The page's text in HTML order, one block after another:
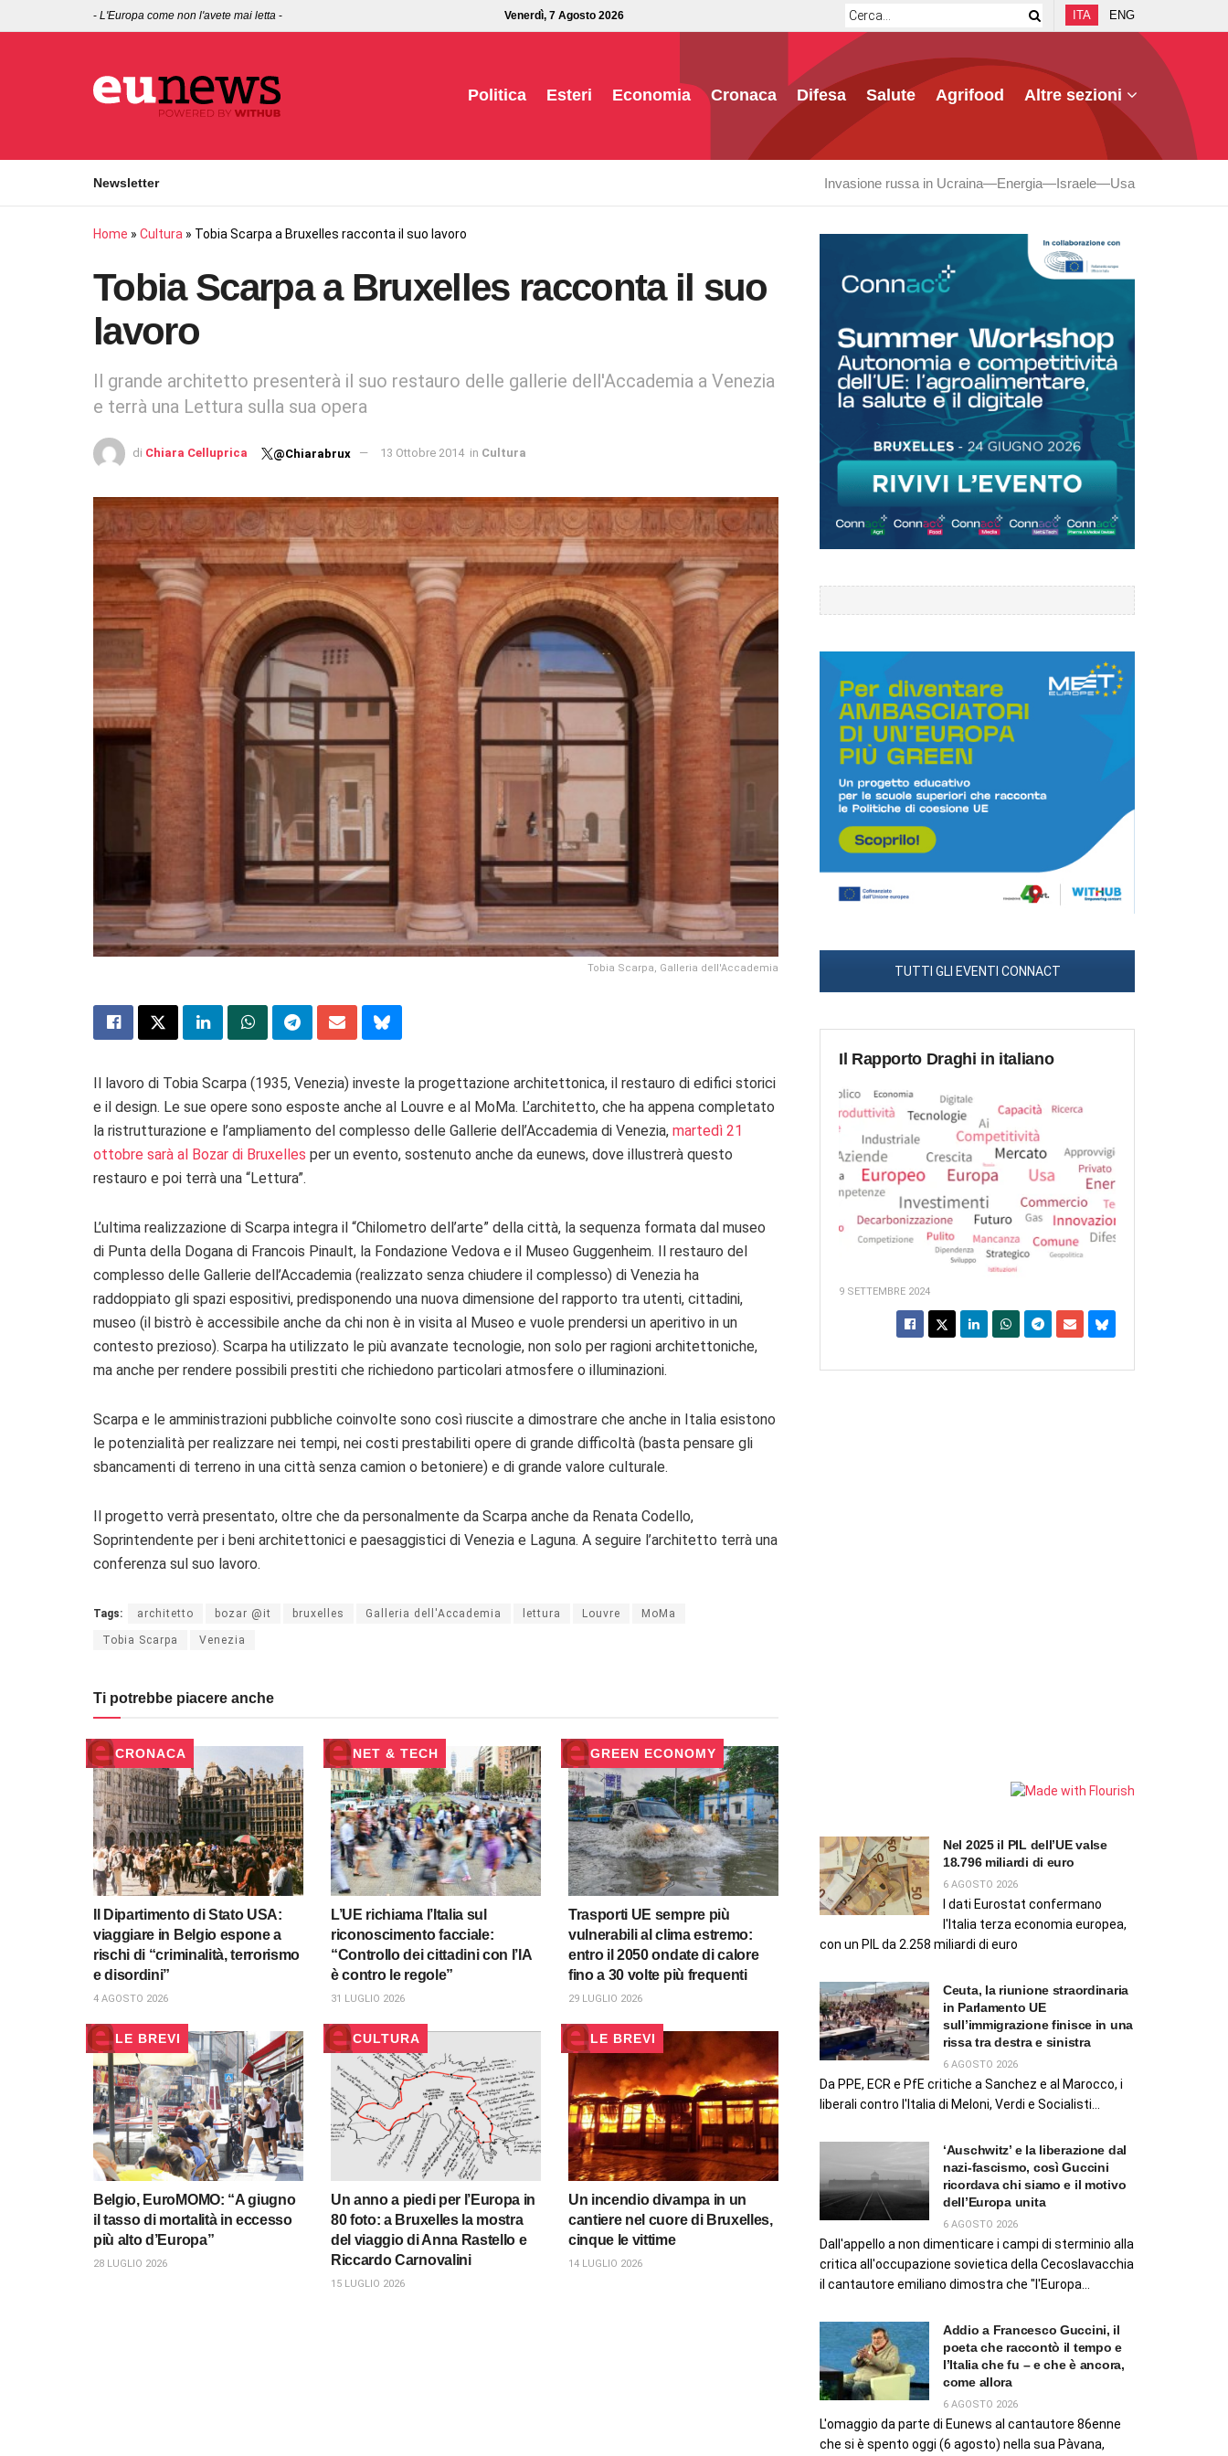
- L'Europa come non l'avete mai letta - Venerdì, 7 Agosto 2026 ITA ENG
Politica Esteri Economia Cronaca Difesa Salute Agrifood Altre sezioni
Newsletter Invasione russa in Ucraina Energia Israele Usa
Home » Cultura » Tobia Scarpa a Bruxelles racconta il suo lavoro
Tobia Scarpa a Bruxelles racconta il suo
lavoro
Il grande architetto presenterà il suo restauro delle gallerie dell'Accademia a Venezia
e terrà una Lettura sulla sua opera
di Chiara Celluprica @Chiarabrux 13 Ottobre 2014 in Cultura
Tobia Scarpa, Galleria dell'Accademia
Il lavoro di Tobia Scarpa (1935, Venezia) investe la progettazione architettonica, il restauro di edifici storici
e il design. Le sue opere sono esposte anche al Louvre e al MoMa. L’architetto, che ha appena completato
la ristrutturazione e l’ampliamento del complesso delle Gallerie dell’Accademia di Venezia, martedì 21
ottobre sarà al Bozar di Bruxelles per un evento, sostenuto anche da eunews, dove illustrerà questo
restauro e poi terrà una “Lettura”.
L’ultima realizzazione di Scarpa integra il “Chilometro dell’arte” della città, la sequenza formata dal museo
di Punta della Dogana di Francois Pinault, la Fondazione Vedova e il Museo Guggenheim. Il restauro del
complesso delle Gallerie dell’Accademia (realizzato senza chiudere il complesso) di Venezia ha
raddoppiato gli spazi espositivi, predisponendo una nuova dimensione del rapporto tra utenti, cittadini,
museo (il bistrò è accessibile anche da chi non è in visita al Museo e vuole prendersi un aperitivo in un
contesto prezioso). Scarpa ha utilizzato le più avanzate tecnologie, non solo per ragioni architettoniche,
ma anche per rendere possibili prestiti che richiedono particolari atmosfere o illuminazioni.
Scarpa e le amministrazioni pubbliche coinvolte sono così riuscite a dimostrare che anche in Italia esistono
le potenzialità per realizzare nei tempi, nei costi prestabiliti opere di grande difficoltà (basta pensare gli
sbancamenti di terreno in una città senza camion o betoniere) e di grande valore culturale.
Il progetto verrà presentato, oltre che da personalmente da Scarpa anche da Renata Codello,
Soprintendente per i beni architettonici e paesaggistici di Venezia e Laguna. A seguire l’architetto terrà una
conferenza sul suo lavoro.
Tags: architetto bozar @it bruxelles Galleria dell'Accademia lettura Louvre MoMa
Tobia Scarpa Venezia
Ti potrebbe piacere anche
CRONACA
Il Dipartimento di Stato USA:
viaggiare in Belgio espone a
rischi di “criminalità, terrorismo
e disordini”
4 AGOSTO 2026
NET & TECH
L’UE richiama l’Italia sul
riconoscimento facciale:
“Controllo dei cittadini con l’IA
è contro le regole”
31 LUGLIO 2026
GREEN ECONOMY
Trasporti UE sempre più
vulnerabili al clima estremo:
entro il 2050 ondate di calore
fino a 30 volte più frequenti
29 LUGLIO 2026
LE BREVI
Belgio, EuroMOMO: “A giugno
il tasso di mortalità in eccesso
più alto d’Europa”
28 LUGLIO 2026
CULTURA
Un anno a piedi per l’Europa in
80 foto: a Bruxelles la mostra
del viaggio di Anna Rastello e
Riccardo Carnovalini
15 LUGLIO 2026
LE BREVI
Un incendio divampa in un
cantiere nel cuore di Bruxelles,
cinque le vittime
14 LUGLIO 2026
TUTTI GLI EVENTI CONNACT
Il Rapporto Draghi in italiano
9 SETTEMBRE 2024
Nel 2025 il PIL dell’UE valse
18.796 miliardi di euro
6 AGOSTO 2026
I dati Eurostat confermano
l'Italia terza economia europea,
con un PIL da 2.258 miliardi di euro
Ceuta, la riunione straordinaria
in Parlamento UE
sull’immigrazione finisce in una
rissa tra destra e sinistra
6 AGOSTO 2026
Da PPE, ECR e PfE critiche a Sanchez e al Marocco, i
liberali contro l'Italia di Meloni, Verdi e Socialisti...
‘Auschwitz’ e la liberazione dal
nazi-fascismo, così Guccini
ricordava chi siamo e il motivo
dell’Europa unita
6 AGOSTO 2026
Dall'appello a non dimenticare i campi di sterminio alla
critica all'occupazione sovietica della Cecoslavacchia
il cantautore emiliano dimostra che "l'Europa...
Addio a Francesco Guccini, il
poeta che raccontò il tempo e
l’Italia che fu – e che è ancora,
come allora
6 AGOSTO 2026
L'omaggio da parte di Eunews al cantautore 86enne
che si è spento oggi (6 agosto) nella sua Pàvana,